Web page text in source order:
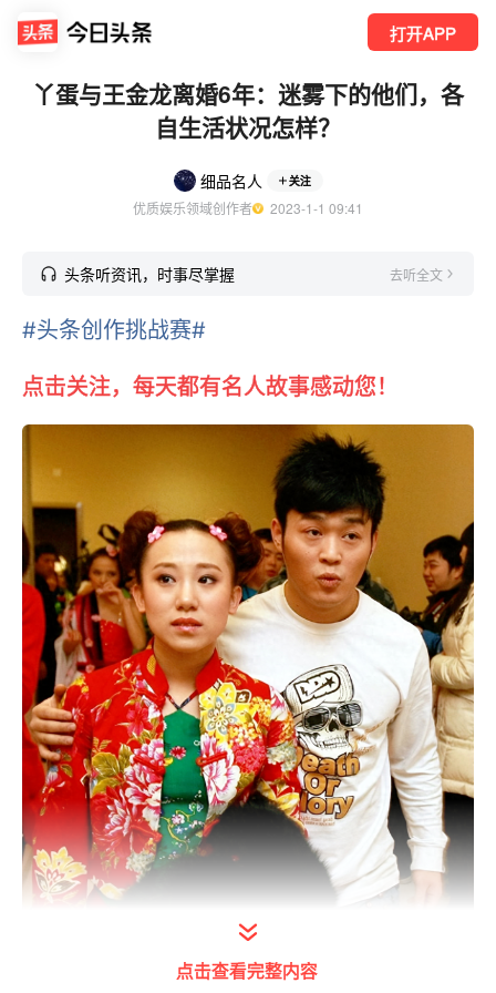
打开APP
丫蛋与王金龙离婚6年：迷雾下的他们，各
自生活状况怎样？
细品名人 关注
优质娱乐领域创作者
  2023-1-1 09:41
头条听资讯，时事尽掌握 去听全文
#头条创作挑战赛#
点击关注，每天都有名人故事感动您！
点击查看完整内容